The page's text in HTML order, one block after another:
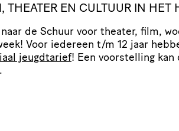
, THEATER EN CULTUUR IN HET
de Schuur voor theater, film,
Voor iedereen t/​m 12 jaar
jeugdtarief! Een voor­stel­ling kan